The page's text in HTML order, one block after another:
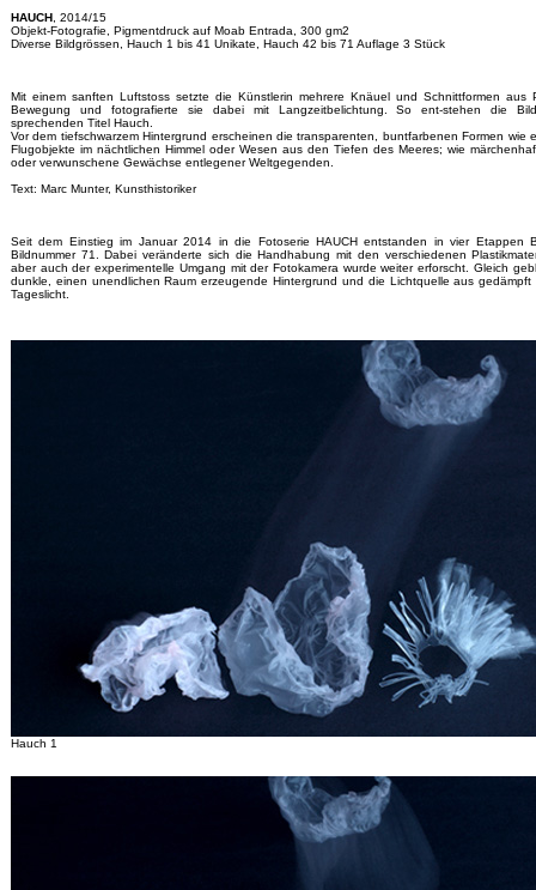
HAUCH , 2014/15
Objekt-Fotografie, Pigmentdruck auf Moab Entrada, 300 gm2
Diverse Bildgrössen, Hauch 1 bis 41 Unikate, Hauch 42 bis 71 Auflage 3 Stück
Mit einem sanften Luftstoss setzte die Künstlerin mehrere Knäuel und Schnittformen aus
Bewegung und fotografierte sie dabei mit Langzeitbelichtung. So ent-stehen die
sprechenden Titel Hauch.
Vor dem tiefschwarzem Hintergrund erscheinen die transparenten, buntfarbenen Formen wie
Flugobjekte im nächtlichen Himmel oder Wesen aus den Tiefen des Meeres; wie
oder verwunschene Gewächse entlegener Weltgegenden.
Text: Marc Munter, Kunsthistoriker
Seit dem Einstieg im Januar 2014 in die Fotoserie HAUCH entstanden in vier Etappen
Bildnummer 71. Dabei veränderte sich die Handhabung mit den verschiedenen
aber auch der experimentelle Umgang mit der Fotokamera wurde weiter erforscht. Gleich
dunkle, einen unendlichen Raum erzeugende Hintergrund und die Lichtquelle aus gedämpft
Tageslicht.
Hauch 1